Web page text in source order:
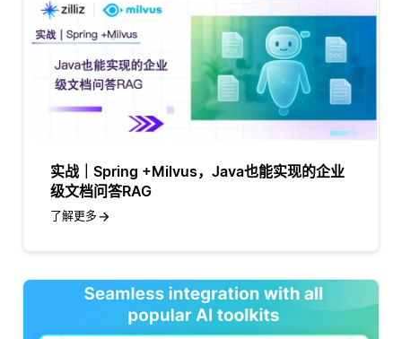
实战｜Spring +Milvus，Java也能实现的企业
级文档问答RAG
了解更多